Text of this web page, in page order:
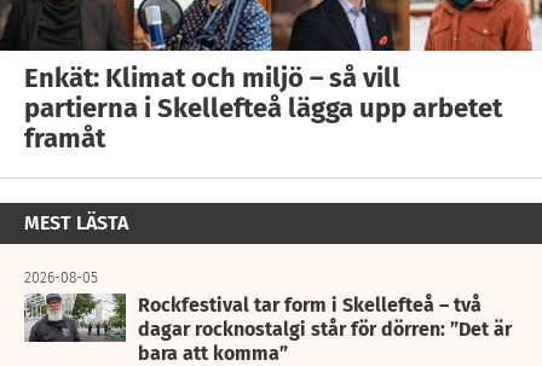
Enkät: Klimat och miljö – så vill
partierna i Skellefteå lägga upp arbetet
framåt
MEST LÄSTA
2026-08-05
Rockfestival tar form i Skellefteå – två
dagar rocknostalgi står för dörren: ”Det är
bara att komma”